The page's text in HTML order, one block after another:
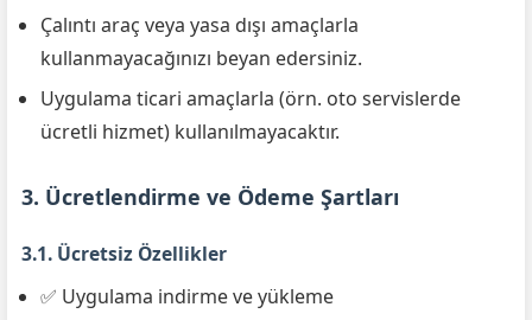
Çalıntı araç veya yasa dışı amaçlarla
kullanmayacağınızı beyan edersiniz.
Uygulama ticari amaçlarla (örn. oto servislerde
ücretli hizmet) kullanılmayacaktır.
3. Ücretlendirme ve Ödeme Şartları
3.1. Ücretsiz Özellikler
✅ Uygulama indirme ve yükleme